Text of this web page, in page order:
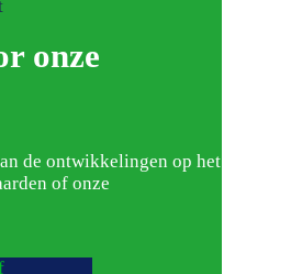
onze
de ontwikkelingen op het
of onze